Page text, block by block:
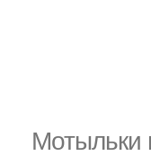
Мотыльки